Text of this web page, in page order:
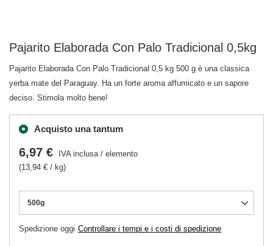
Pajarito Elaborada Con Palo Tradicional 0,5kg
Pajarito Elaborada Con Palo Tradicional 0,5 kg 500 g è una classica
yerba mate del Paraguay. Ha un forte aroma affumicato e un sapore
deciso. Stimola molto bene!
Acquisto una tantum
500g
Spedizione oggi Controllare i tempi e i costi di spedizione
6,97 € IVA inclusa/ elemento
(13,94 € / kg)